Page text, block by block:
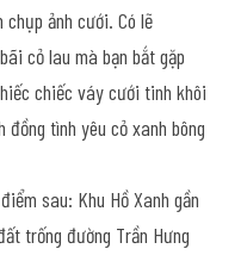
ảnh cưới. Có lẽ
cỏ lau mà bạn bắt gặp
chiếc váy cưới tinh khôi
đồng tình yêu cỏ xanh bông
sau: Khu Hồ Xanh gần
trống đường Trần Hưng